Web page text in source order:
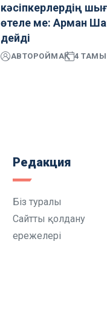
кәсіпкерлердің
өтеле ме: Арман
дейді
АВТОРОЙМАҚ 4
Редакция
Біз туралы
Сайтты қолдану
ережелері